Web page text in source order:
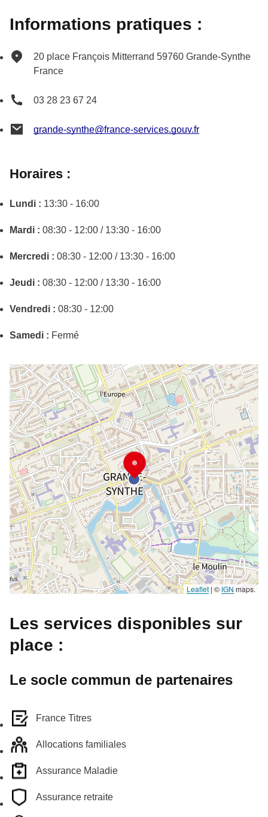
Informations pratiques :
20 place François Mitterrand 59760 Grande-Synthe
France
03 28 23 67 24
grande-synthe@france-services.gouv.fr
Horaires :
Lundi : 13:30 - 16:00
Mardi : 08:30 - 12:00 / 13:30 - 16:00
Mercredi : 08:30 - 12:00 / 13:30 - 16:00
Jeudi : 08:30 - 12:00 / 13:30 - 16:00
Vendredi : 08:30 - 12:00
Samedi : Fermé
Leaflet|©IGNmaps.
Les services disponibles sur
place :
Le socle commun de partenaires
France Titres
Allocations familiales
Assurance Maladie
Assurance retraite